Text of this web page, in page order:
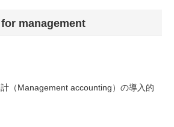
management
（Management accounting）の導入的